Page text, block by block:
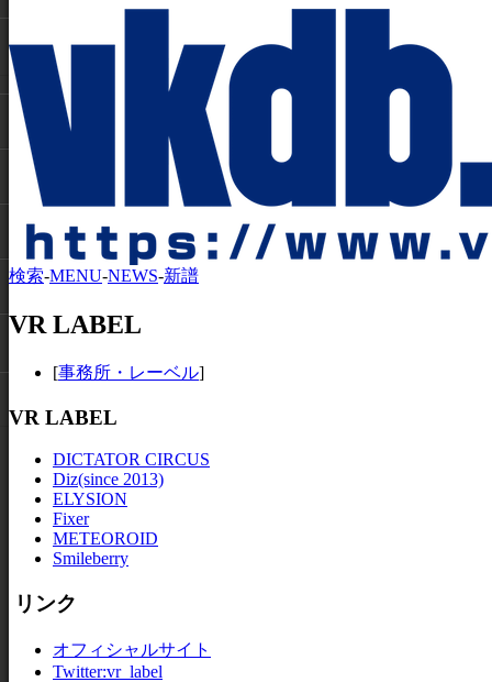
検索-MENU-NEWS-新譜
VR LABEL
[事務所・レーベル]
VR LABEL
DICTATOR CIRCUS
Diz(since 2013)
ELYSION
Fixer
METEOROID
Smileberry
リンク
オフィシャルサイト
Twitter:vr_label